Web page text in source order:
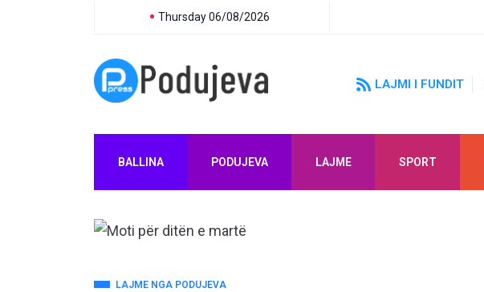
Thursday 06/08/2026
LAJMI I FUNDIT
BALLINA PODUJEVA LAJME SPORT
LAJME NGA PODUJEVA